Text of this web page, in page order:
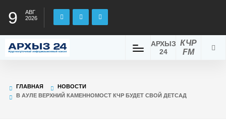
9
АВГ
2026
КЧР
FM
АРХЫЗ
24
ГЛАВНАЯ
НОВОСТИ
В АУЛЕ ВЕРХНИЙ КАМЕННОМОСТ КЧР БУДЕТ СВОЙ ДЕТСАД